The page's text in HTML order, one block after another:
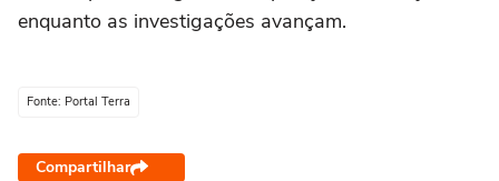
enquanto as investigações avançam.
Fonte: Portal Terra
Compartilhar